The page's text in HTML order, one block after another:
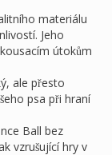
materiálu
Jeho
útokům
ale přesto
psa při hraní
Ball bez
vzrušující hry v